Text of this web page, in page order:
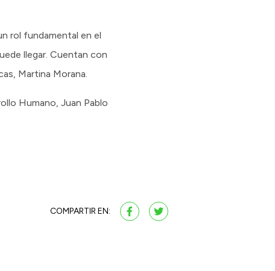
rol fundamental en el
llegar. Cuentan con
Martina Morana.
Humano, Juan Pablo
COMPARTIR EN: